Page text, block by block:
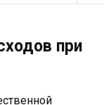
при